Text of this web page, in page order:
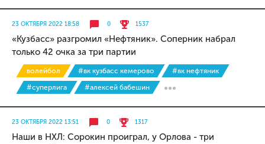
23 ОКТЯБРЯ 2022 18:58 0 1537
«Кузбасс» разгромил «Нефтяник». Соперник набрал
только 42 очка за три партии
волейбол #вк кузбасс кемерово
#вк нефтяник
#суперлига
#алексей бабешин
23 ОКТЯБРЯ 2022 13:51 0 1317
Наши в НХЛ: Сорокин проиграл, у Орлова - три